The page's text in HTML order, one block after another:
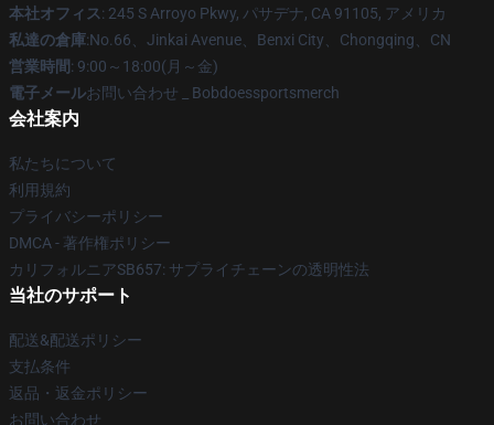
本社オフィス: 245 S Arroyo Pkwy, パサデナ, CA 91105, アメリカ
私達の倉庫:No.66、Jinkai Avenue、Benxi City、Chongqing、CN
営業時間: 9:00～18:00(月～金)
電子メールお問い合わせ _ Bobdoessportsmerch
会社案内
私たちについて
利用規約
プライバシーポリシー
DMCA - 著作権ポリシー
カリフォルニアSB657: サプライチェーンの透明性法
当社のサポート
配送&配送ポリシー
支払条件
返品・返金ポリシー
お問い合わせ